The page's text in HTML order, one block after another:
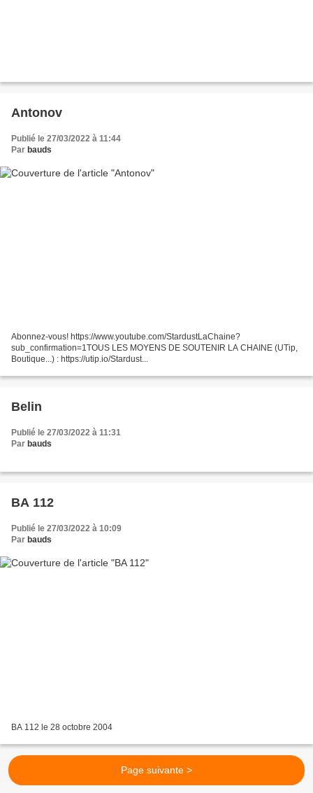
Antonov
Publié le 27/03/2022 à 11:44
Par bauds
Abonnez-vous! https://www.youtube.com/StardustLaChaine?
sub_confirmation=1TOUS LES MOYENS DE SOUTENIR LA CHAINE (UTip,
Boutique...) : https://utip.io/Stardust...
Belin
Publié le 27/03/2022 à 11:31
Par bauds
BA 112
Publié le 27/03/2022 à 10:09
Par bauds
BA 112 le 28 octobre 2004
Page suivante >